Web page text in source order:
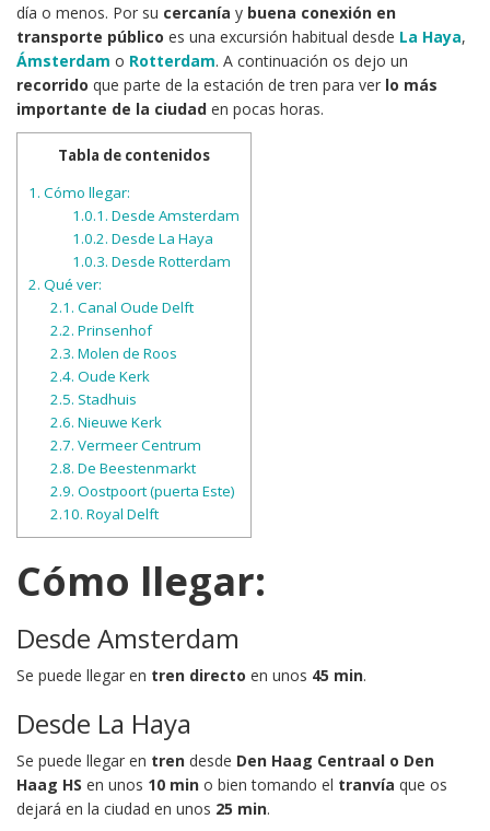
día o menos. Por su cercanía y buena conexión en
transporte público es una excursión habitual desde La Haya,
Ámsterdam o Rotterdam. A continuación os dejo un
recorrido que parte de la estación de tren para ver lo más
importante de la ciudad en pocas horas.
Tabla de contenidos
1. Cómo llegar:
1.0.1. Desde Amsterdam
1.0.2. Desde La Haya
1.0.3. Desde Rotterdam
2. Qué ver:
2.1. Canal Oude Delft
2.2. Prinsenhof
2.3. Molen de Roos
2.4. Oude Kerk
2.5. Stadhuis
2.6. Nieuwe Kerk
2.7. Vermeer Centrum
2.8. De Beestenmarkt
2.9. Oostpoort (puerta Este)
2.10. Royal Delft
Cómo llegar:
Desde Amsterdam
Se puede llegar en tren directo en unos 45 min.
Desde La Haya
Se puede llegar en tren desde Den Haag Centraal o Den
Haag HS en unos 10 min o bien tomando el tranvía que os
dejará en la ciudad en unos 25 min.